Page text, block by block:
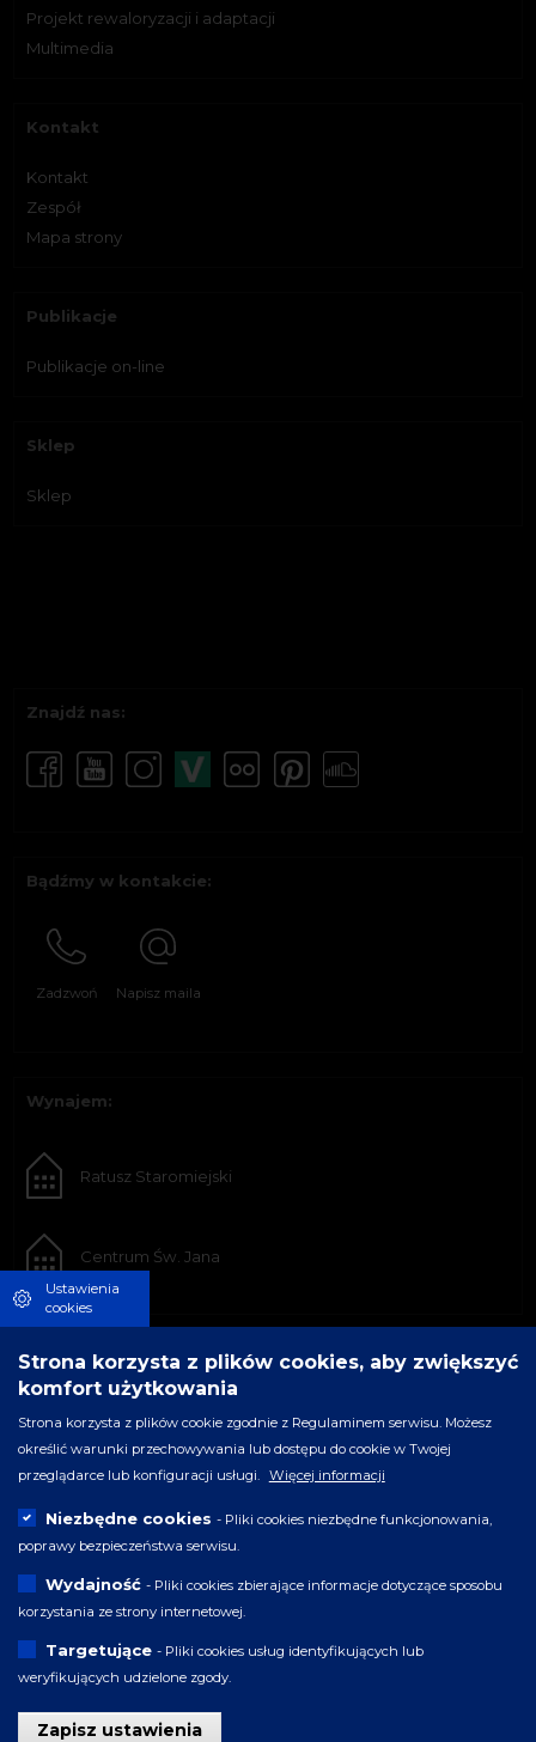
Projekt rewaloryzacji i adaptacji
Multimedia
Kontakt
Kontakt
Zespół
Mapa strony
Publikacje
Publikacje on-line
Sklep
Sklep
Znajdź nas:
Bądźmy w kontakcie:
Zadzwoń Napisz maila
Wynajem:
Ratusz Staromiejski
Centrum Św. Jana
Ustawienia
cookies
Strona korzysta z plików cookies, aby zwiększyć
komfort użytkowania
Strona korzysta z plików cookie zgodnie z Regulaminem serwisu. Możesz
określić warunki przechowywania lub dostępu do cookie w Twojej
przeglądarce lub konfiguracji usługi.
Więcej informacji
Niezbędne cookies - Pliki cookies niezbędne funkcjonowania,
poprawy bezpieczeństwa serwisu.
Wydajność - Pliki cookies zbierające informacje dotyczące sposobu
korzystania ze strony internetowej.
Targetujące - Pliki cookies usług identyfikujących lub
weryfikujących udzielone zgody.
Zapisz ustawienia